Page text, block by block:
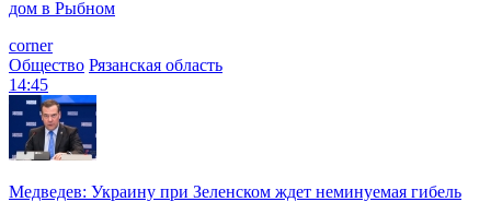
дом в Рыбном
corner
Общество Рязанская область
14:45
Медведев: Украину при Зеленском ждет неминуемая гибель